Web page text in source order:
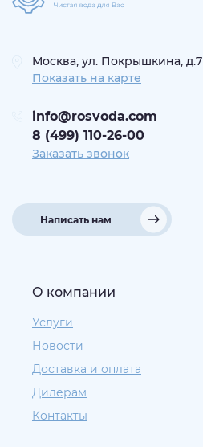
Москва, ул. Покрышкина, д.7
Показать на карте
info@rosvoda.com
8 (499) 110-26-00
Заказать звонок
Написать нам
О компании
Услуги
Новости
Доставка и оплата
Дилерам
Контакты